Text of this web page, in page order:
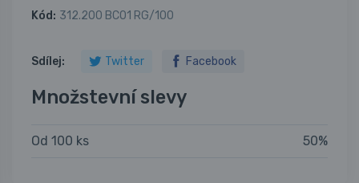
Kód: 312.200 BC01 RG/100
Sdílej: Twitter Facebook
Množstevní slevy
Od 100 ks 50%